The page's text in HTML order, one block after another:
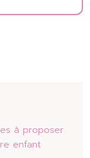
à proposer
enfant